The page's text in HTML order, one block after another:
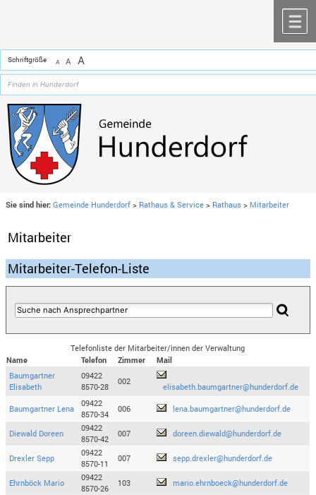
Schriftgröße A A A
Sie sind hier: Gemeinde Hunderdorf > Rathaus & Service > Rathaus > Mitarbeiter
Mitarbeiter
Mitarbeiter-Telefon-Liste
Telefonliste der Mitarbeiter/innen der Verwaltung
Name
Telefon Zimmer
Mail
Baumgartner
Elisabeth
09422
8570-28
002
elisabeth.baumgartner@hunderdorf.de
Baumgartner Lena
09422
8570-34
006 lena.baumgartner@hunderdorf.de
Diewald Doreen
09422
8570-42
007 doreen.diewald@hunderdorf.de
Drexler Sepp
09422
8570-11
007 sepp.drexler@hunderdorf.de
Ehrnböck Mario
09422
8570-26
103 mario.ehrnboeck@hunderdorf.de